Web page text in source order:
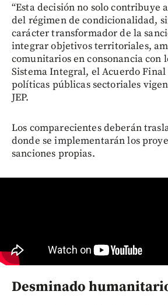
“Esta decisión no solo contribuye
del régimen de condicionalidad,
carácter transformador de la
integrar objetivos territoriales,
comunitarios en consonancia con
Sistema Integral, el Acuerdo Final
políticas públicas sectoriales
JEP.
Los comparecientes deberán
donde se implementarán los
sanciones propias.
Desminado